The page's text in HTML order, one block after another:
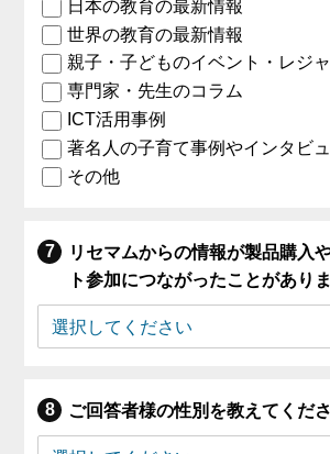
日本の教育の最新情報
世界の教育の最新情報
親子・子どものイベント・レジ
専門家・先生のコラム
ICT活用事例
著名人の子育て事例やインタビ
その他
リセマムからの情報が製品購入
ト参加につながったことがありま
ご回答者様の性別を教えてくださ